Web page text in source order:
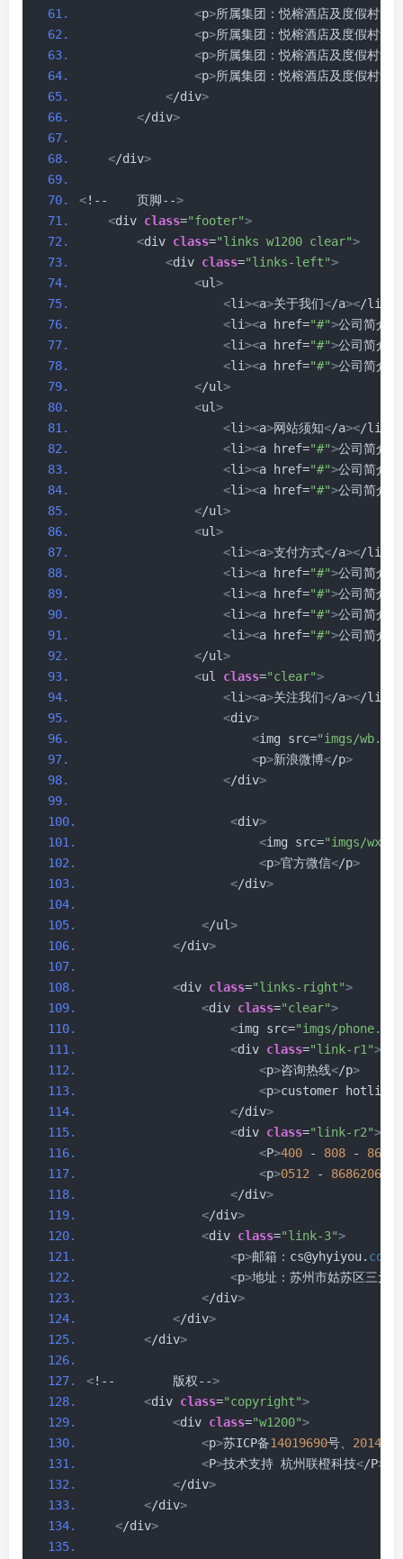
<p>所属集团：悦榕酒店及度假村
<p>所属集团：悦榕酒店及度假村
<p>所属集团：悦榕酒店及度假村
<p>所属集团：悦榕酒店及度假村
</div>
</div>
</div>
<!--    页脚-->
<div class="footer">
<div class="links w1200 clear">
<div class="links-left">
<ul>
<li><a>关于我们</a></li
<li><a href="#">公司简介
<li><a href="#">公司简介
<li><a href="#">公司简介
</ul>
<ul>
<li><a>网站须知</a></li
<li><a href="#">公司简介
<li><a href="#">公司简介
<li><a href="#">公司简介
</ul>
<ul>
<li><a>支付方式</a></li
<li><a href="#">公司简介
<li><a href="#">公司简介
<li><a href="#">公司简介
<li><a href="#">公司简介
</ul>
<ul class="clear">
<li><a>关注我们</a></li
<div>
<img src="imgs/
<p>新浪微博</p>
</div>
<div>
<img src="imgs/
<p>官方微信</p>
</div>
</ul>
</div>
<div class="links-right">
<div class="clear">
<img src="imgs/
<div class="link-r1">
<p>咨询热线</p>
<p>customer hotline
</div>
<div class="link-r2">
<P>400 - 808 - 8682
<p>0512 - 86862063
</div>
</div>
<div class="link-3">
<p>邮箱：cs@yhyiyou. com
<p>地址：苏州市姑苏区三元
</div>
</div>
</div>
<!--        版权-->
<div class="copyright">
<div class="w1200">
<p>苏ICP备14019690号、 2014
<P>技术支持 杭州联橙科技</P>
</div>
</div>
</div>